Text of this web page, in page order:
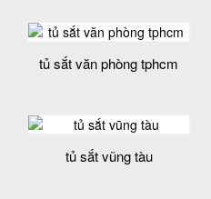
tủ sắt văn phòng tphcm
tủ sắt vũng tàu